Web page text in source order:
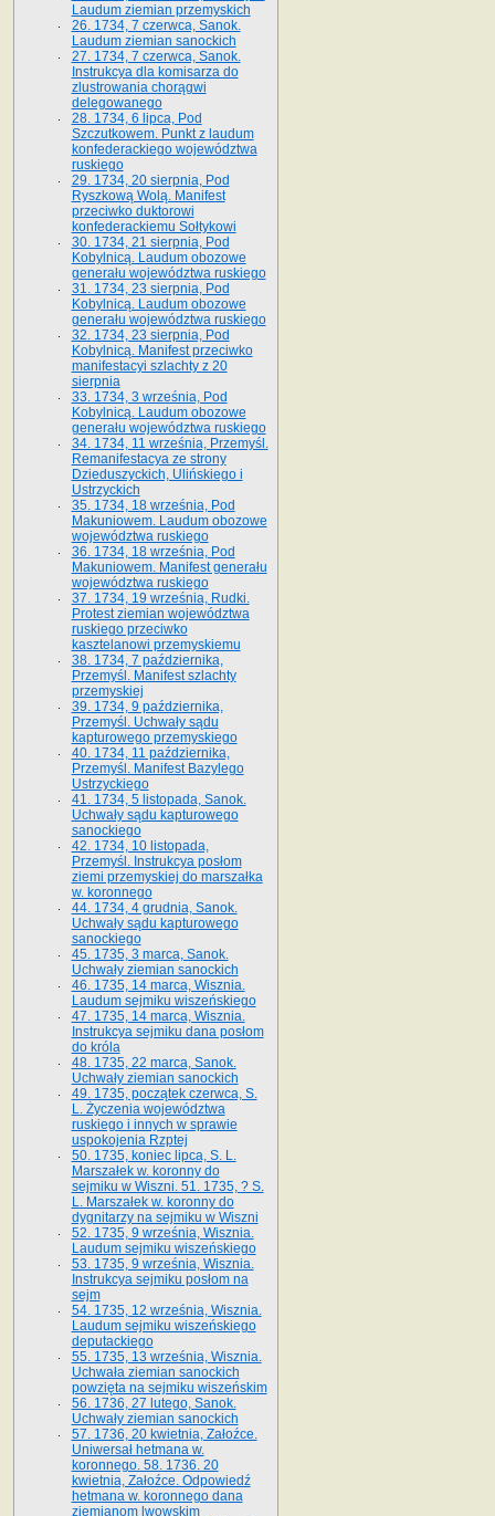
Laudum ziemian przemyskich
26. 1734, 7 czerwca, Sanok.
Laudum ziemian sanockich
27. 1734, 7 czerwca, Sanok.
Instrukcya dla komisarza do
zlustrowania chorągwi
delegowanego
28. 1734, 6 lipca, Pod
Szczutkowem. Punkt z laudum
konfederackiego województwa
ruskiego
29. 1734, 20 sierpnia, Pod
Ryszkową Wolą. Manifest
przeciwko duktorowi
konfederackiemu Sołtykowi
30. 1734, 21 sierpnia, Pod
Kobylnicą. Laudum obozowe
generału województwa ruskiego
31. 1734, 23 sierpnia, Pod
Kobylnicą. Laudum obozowe
generału województwa ruskiego
32. 1734, 23 sierpnia, Pod
Kobylnicą. Manifest przeciwko
manifestacyi szlachty z 20
sierpnia
33. 1734, 3 września, Pod
Kobylnicą. Laudum obozowe
generału województwa ruskiego
34. 1734, 11 września, Przemyśl.
Remanifestacya ze strony
Dzieduszyckich, Ulińskiego i
Ustrzyckich
35. 1734, 18 września, Pod
Makuniowem. Laudum obozowe
województwa ruskiego
36. 1734, 18 września, Pod
Makuniowem. Manifest generału
województwa ruskiego
37. 1734, 19 września, Rudki.
Protest ziemian województwa
ruskiego przeciwko
kasztelanowi przemyskiemu
38. 1734, 7 października,
Przemyśl. Manifest szlachty
przemyskiej
39. 1734, 9 października,
Przemyśl. Uchwały sądu
kapturowego przemyskiego
40. 1734, 11 października,
Przemyśl. Manifest Bazylego
Ustrzyckiego
41. 1734, 5 listopada, Sanok.
Uchwały sądu kapturowego
sanockiego
42. 1734, 10 listopada,
Przemyśl. Instrukcya posłom
ziemi przemyskiej do marszałka
w. koronnego
44. 1734, 4 grudnia, Sanok.
Uchwały sądu kapturowego
sanockiego
45. 1735, 3 marca, Sanok.
Uchwały ziemian sanockich
46. 1735, 14 marca, Wisznia.
Laudum sejmiku wiszeńskiego
47. 1735, 14 marca, Wisznia.
Instrukcya sejmiku dana posłom
do króla
48. 1735, 22 marca, Sanok.
Uchwały ziemian sanockich
49. 1735, początek czerwca, S.
L. Życzenia województwa
ruskiego i innych w sprawie
uspokojenia Rzptej
50. 1735, koniec lipca, S. L.
Marszałek w. koronny do
sejmiku w Wiszni. 51. 1735, ? S.
L. Marszałek w. koronny do
dygnitarzy na sejmiku w Wiszni
52. 1735, 9 września, Wisznia.
Laudum sejmiku wiszeńskiego
53. 1735, 9 września, Wisznia.
Instrukcya sejmiku posłom na
sejm
54. 1735, 12 września, Wisznia.
Laudum sejmiku wiszeńskiego
deputackiego
55. 1735, 13 września, Wisznia.
Uchwała ziemian sanockich
powzięta na sejmiku wiszeńskim
56. 1736, 27 lutego, Sanok.
Uchwały ziemian sanockich
57. 1736, 20 kwietnia, Załoźce.
Uniwersał hetmana w.
koronnego. 58. 1736. 20
kwietnia, Załoźce. Odpowiedź
hetmana w. koronnego dana
ziemianom lwowskim